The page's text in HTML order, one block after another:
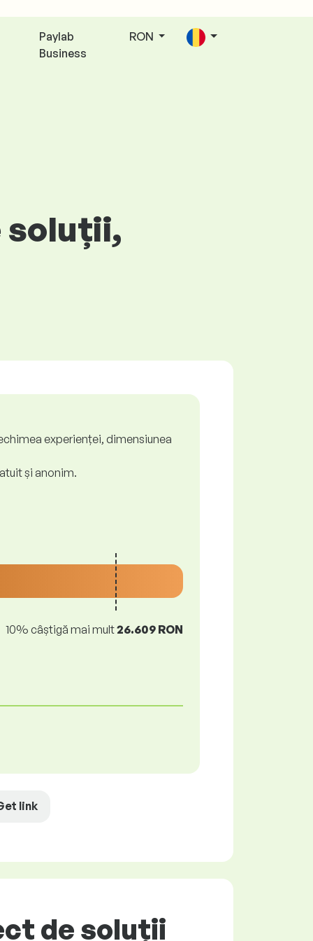
Paylab
Business
RON
soluții,
experienței, dimensiunea
și anonim.
10% câștigă mai mult26.609 RON
link
de soluții